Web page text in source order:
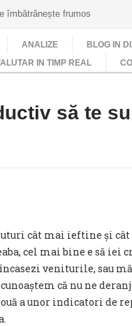
îmbătrânește frumos
ANALIZE BLOG IN
IN TIMP REAL
să te
cât mai ieftine și
cel mai bine e să iei
veniturile, sau
că nu ne
a unor indicatori de